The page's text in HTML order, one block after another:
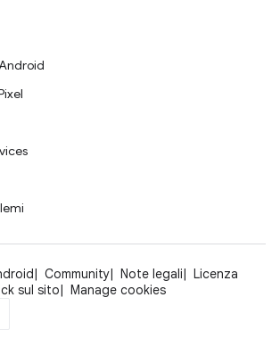
Community Note legali
Licenza
sul sito Manage cookies